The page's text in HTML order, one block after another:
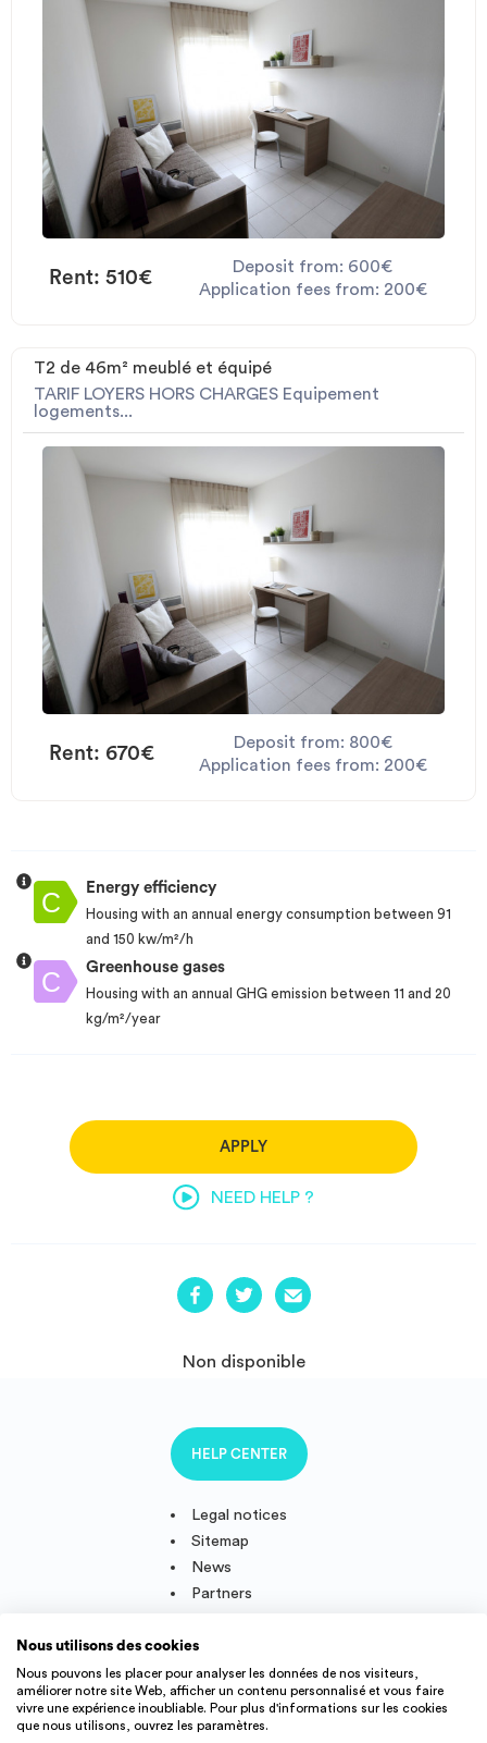
Rent: 510€
Deposit from: 600€
Application fees from: 200€
T2 de 46m² meublé et équipé
TARIF LOYERS HORS CHARGES Equipement
logements...
Rent: 670€
Deposit from: 800€
Application fees from: 200€
Energy efficiency
Housing with an annual energy consumption between 91
and 150 kw/m²/h
Greenhouse gases
Housing with an annual GHG emission between 11 and 20
kg/m²/year
APPLY
NEED HELP ?
Non disponible
Legal notices
Sitemap
News
Partners
HELP CENTER
Follow us
Nous utilisons des cookies
Nous pouvons les placer pour analyser les données de nos visiteurs,
améliorer notre site Web, afficher un contenu personnalisé et vous faire
vivre une expérience inoubliable. Pour plus d'informations sur les cookies
que nous utilisons, ouvrez les paramètres.